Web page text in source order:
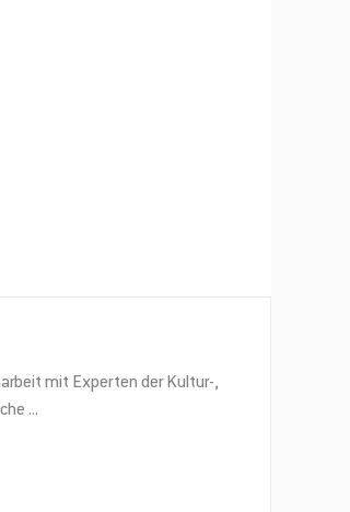
mit Experten der Kultur-,